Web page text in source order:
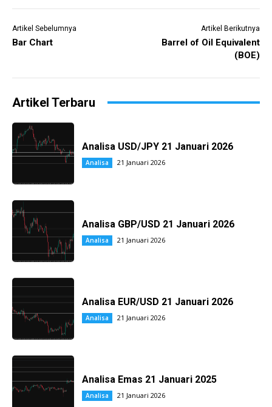
Artikel Sebelumnya
Bar Chart
Artikel Berikutnya
Barrel of Oil Equivalent
(BOE)
Artikel Terbaru
Analisa USD/JPY 21 Januari 2026
Analisa 21 Januari 2026
Analisa GBP/USD 21 Januari 2026
Analisa 21 Januari 2026
Analisa EUR/USD 21 Januari 2026
Analisa 21 Januari 2026
Analisa Emas 21 Januari 2025
Analisa 21 Januari 2026